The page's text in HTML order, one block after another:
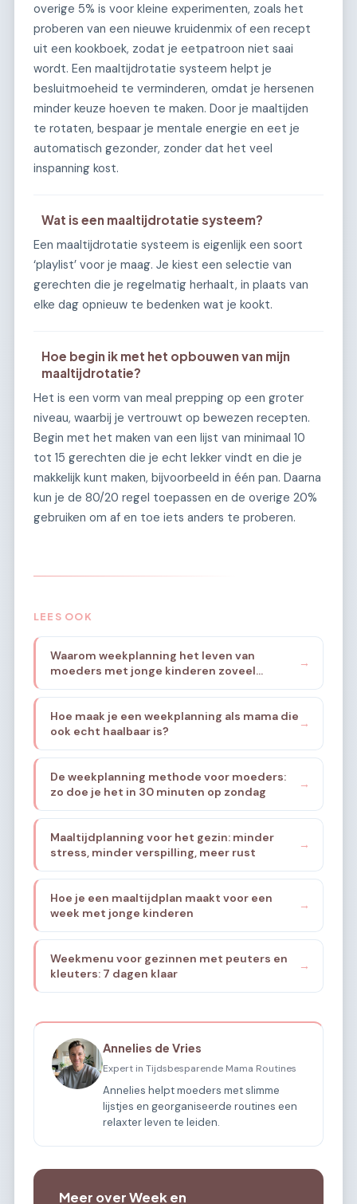
overige 5% is voor kleine experimenten, zoals het
proberen van een nieuwe kruidenmix of een recept
uit een kookboek, zodat je eetpatroon niet saai
wordt. Een maaltijdrotatie systeem helpt je
besluitmoeheid te verminderen, omdat je hersenen
minder keuze hoeven te maken. Door je maaltijden
te rotaten, bespaar je mentale energie en eet je
automatisch gezonder, zonder dat het veel
inspanning kost.
Wat is een maaltijdrotatie systeem?
Een maaltijdrotatie systeem is eigenlijk een soort
‘playlist’ voor je maag. Je kiest een selectie van
gerechten die je regelmatig herhaalt, in plaats van
elke dag opnieuw te bedenken wat je kookt.
Hoe begin ik met het opbouwen van mijn
maaltijdrotatie?
Het is een vorm van meal prepping op een groter
niveau, waarbij je vertrouwt op bewezen recepten.
Begin met het maken van een lijst van minimaal 10
tot 15 gerechten die je echt lekker vindt en die je
makkelijk kunt maken, bijvoorbeeld in één pan. Daarna
kun je de 80/20 regel toepassen en de overige 20%
gebruiken om af en toe iets anders te proberen.
LEES OOK
Waarom weekplanning het leven van
moeders met jonge kinderen zoveel
rustiger maakt
→
Hoe maak je een weekplanning als mama die
ook echt haalbaar is?
→
De weekplanning methode voor moeders:
zo doe je het in 30 minuten op zondag
→
Maaltijdplanning voor het gezin: minder
stress, minder verspilling, meer rust
→
Hoe je een maaltijdplan maakt voor een
week met jonge kinderen
→
Weekmenu voor gezinnen met peuters en
kleuters: 7 dagen klaar
→
Annelies de Vries
Expert in Tijdsbesparende Mama Routines
Annelies helpt moeders met slimme
lijstjes en georganiseerde routines een
relaxter leven te leiden.
Meer over Week en